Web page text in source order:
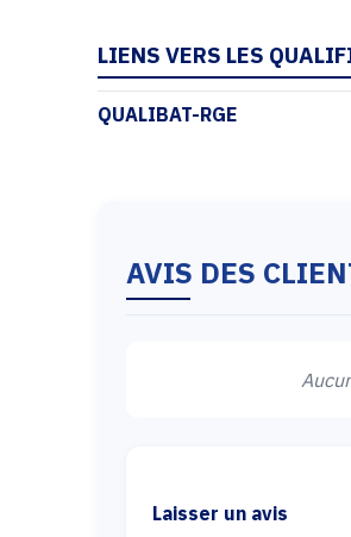
LIENS VERS LES
QUALIBAT-RGE
AVIS DES
Laisser un avis